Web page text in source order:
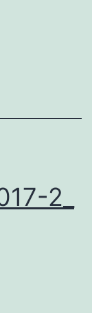
2_